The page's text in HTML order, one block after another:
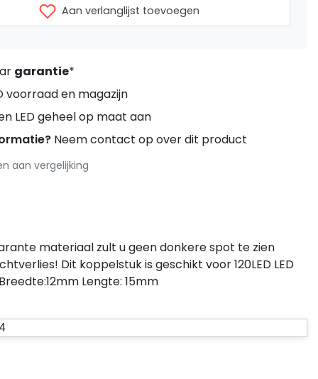
Aan verlanglijst toevoegen
garantie*
voorraad en magazijn
LED geheel op maat aan
Neem contact op over dit product
aan vergelijking
materiaal zult u geen donkere spot te zien
Dit koppelstuk is geschikt voor 120LED LED
Lengte: 15mm